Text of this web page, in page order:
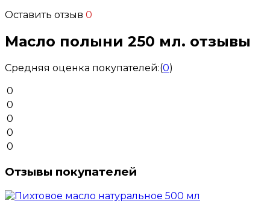
Оставить отзыв 0
Масло полыни 250 мл. отзывы
Средняя оценка покупателей:(0)
0
0
0
0
0
Отзывы покупателей